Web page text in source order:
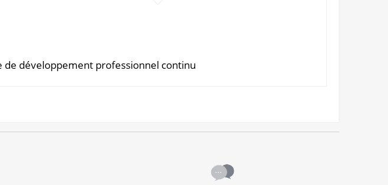
de développement professionnel continu